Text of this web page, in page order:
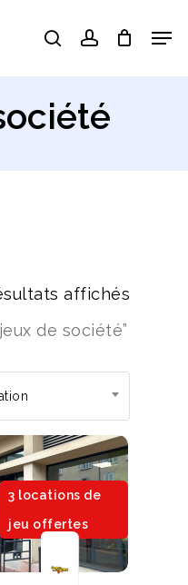
searchaccount
affichés
de société”
3 locations de
jeu offertes